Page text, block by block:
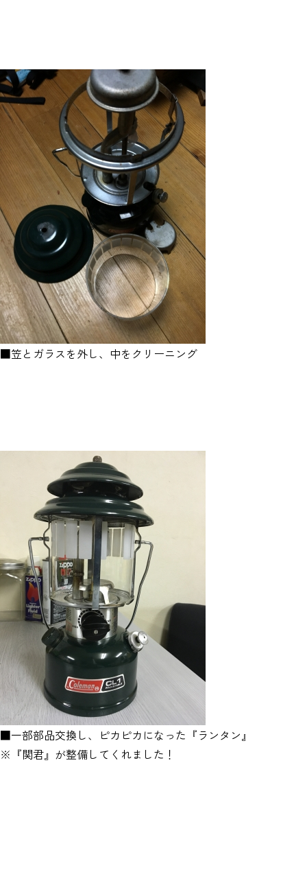
■笠とガラスを外し、中をクリーニング
■一部部品交換し、ピカピカになった『ランタン』
※『関君』が整備してくれました！